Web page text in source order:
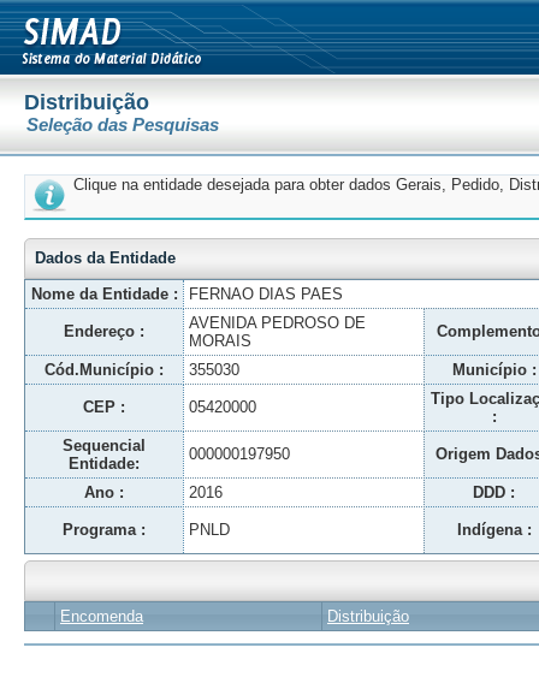
Distribuição
Seleção das Pesquisas
Clique na entidade desejada para obter dados Gerais, Pedido,
Dados da Entidade
Nome da Entidade :
FERNAO DIAS PAES
Endereço :
AVENIDA PEDROSO DE
MORAIS
Cód.Município : 355030 Município :
CEP : 05420000
Tipo
:
Sequencial
Entidade:
000000197950 Origem
Ano : 2016 DDD :
Programa : PNLD Indígena :
Encomenda Distribuição